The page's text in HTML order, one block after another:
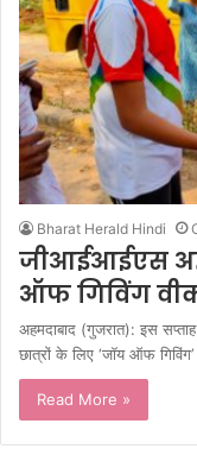
Bharat Herald Hindi
जीआईआईएस
ऑफ गिविंग
अहमदाबाद (गुजरात): इस
छात्रों के लिए ‘जॉय ऑफ
Read More »